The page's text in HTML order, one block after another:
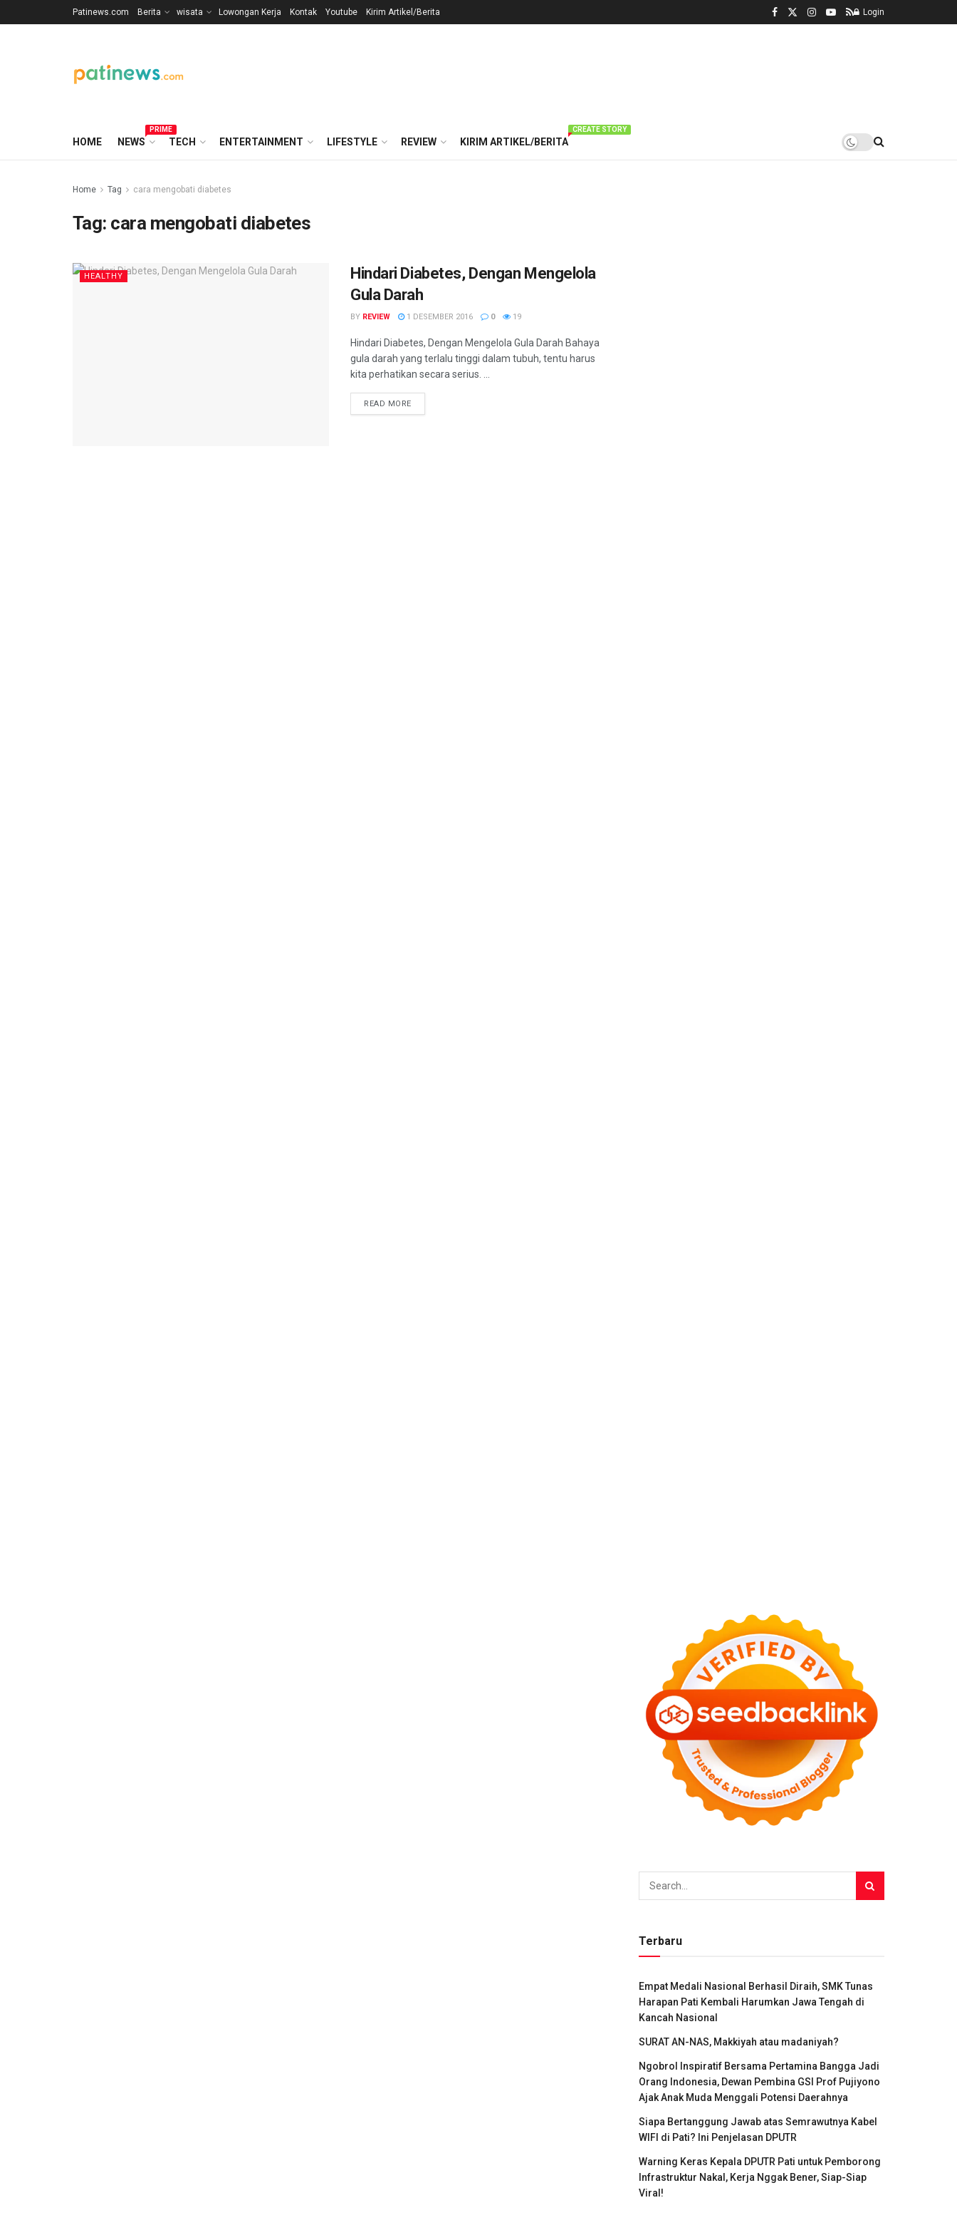
Patinews.com Berita wisata Lowongan Kerja Kontak Youtube Kirim Artikel/Berita Login
HOME NEWS
PRIME
TECH ENTERTAINMENT LIFESTYLE REVIEW KIRIM ARTIKEL/BERITA
CREATE STORY
Home Tag cara mengobati diabetes
Tag: cara mengobati diabetes
HEALTHY
Hindari Diabetes, Dengan Mengelola
Gula Darah
BY REVIEW 1 DESEMBER 2016 0 19
Hindari Diabetes, Dengan Mengelola Gula Darah Bahaya
gula darah yang terlalu tinggi dalam tubuh, tentu harus
kita perhatikan secara serius. ...
READ MOREDETAILS
Terbaru
Empat Medali Nasional Berhasil Diraih, SMK Tunas
Harapan Pati Kembali Harumkan Jawa Tengah di
Kancah Nasional
SURAT AN-NAS, Makkiyah atau madaniyah?
Ngobrol Inspiratif Bersama Pertamina Bangga Jadi
Orang Indonesia, Dewan Pembina GSI Prof Pujiyono
Ajak Anak Muda Menggali Potensi Daerahnya
Siapa Bertanggung Jawab atas Semrawutnya Kabel
WIFI di Pati? Ini Penjelasan DPUTR
Warning Keras Kepala DPUTR Pati untuk Pemborong
Infrastruktur Nakal, Kerja Nggak Bener, Siap-Siap
Viral!